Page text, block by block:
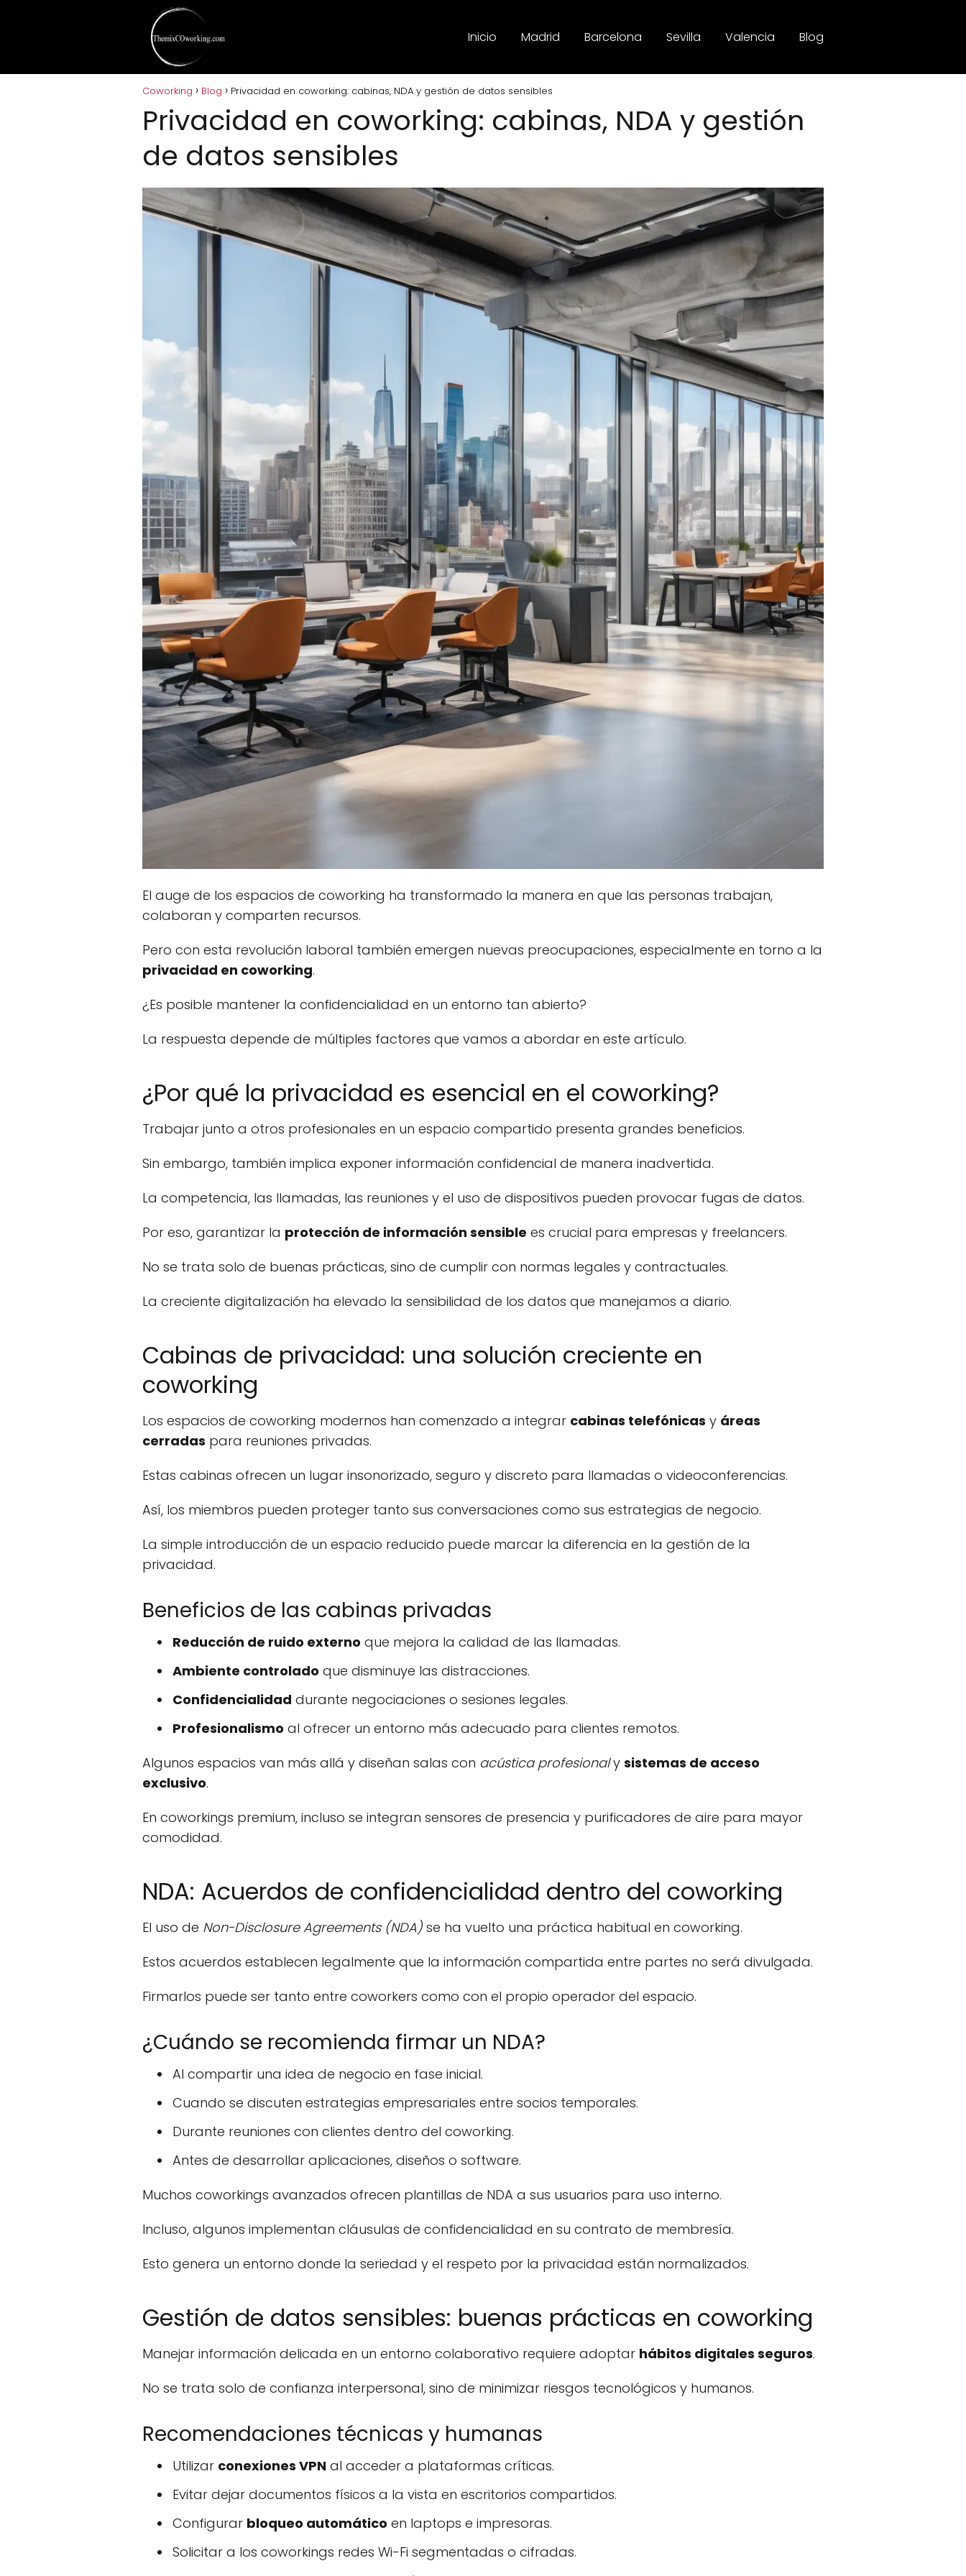
Inicio Madrid Barcelona Sevilla Valencia Blog
Coworking Blog Privacidad en coworking: cabinas, NDA y gestión de datos sensibles
Privacidad en coworking: cabinas, NDA y gestión
de datos sensibles
El auge de los espacios de coworking ha transformado la manera en que las personas trabajan,
colaboran y comparten recursos.
Pero con esta revolución laboral también emergen nuevas preocupaciones, especialmente en torno a la
privacidad en coworking.
¿Es posible mantener la confidencialidad en un entorno tan abierto?
La respuesta depende de múltiples factores que vamos a abordar en este artículo.
¿Por qué la privacidad es esencial en el coworking?
Trabajar junto a otros profesionales en un espacio compartido presenta grandes beneficios.
Sin embargo, también implica exponer información confidencial de manera inadvertida.
La competencia, las llamadas, las reuniones y el uso de dispositivos pueden provocar fugas de datos.
Por eso, garantizar la protección de información sensible es crucial para empresas y freelancers.
No se trata solo de buenas prácticas, sino de cumplir con normas legales y contractuales.
La creciente digitalización ha elevado la sensibilidad de los datos que manejamos a diario.
Cabinas de privacidad: una solución creciente en
coworking
Los espacios de coworking modernos han comenzado a integrar cabinas telefónicas y áreas
cerradas para reuniones privadas.
Estas cabinas ofrecen un lugar insonorizado, seguro y discreto para llamadas o videoconferencias.
Así, los miembros pueden proteger tanto sus conversaciones como sus estrategias de negocio.
La simple introducción de un espacio reducido puede marcar la diferencia en la gestión de la
privacidad.
Beneficios de las cabinas privadas
Reducción de ruido externo que mejora la calidad de las llamadas.
Ambiente controlado que disminuye las distracciones.
Confidencialidad durante negociaciones o sesiones legales.
Profesionalismo al ofrecer un entorno más adecuado para clientes remotos.
Algunos espacios van más allá y diseñan salas con acústica profesionaly sistemas de acceso
exclusivo.
En coworkings premium, incluso se integran sensores de presencia y purificadores de aire para mayor
comodidad.
NDA: Acuerdos de confidencialidad dentro del coworking
El uso de Non-Disclosure Agreements (NDA) se ha vuelto una práctica habitual en coworking.
Estos acuerdos establecen legalmente que la información compartida entre partes no será divulgada.
Firmarlos puede ser tanto entre coworkers como con el propio operador del espacio.
¿Cuándo se recomienda firmar un NDA?
Al compartir una idea de negocio en fase inicial.
Cuando se discuten estrategias empresariales entre socios temporales.
Durante reuniones con clientes dentro del coworking.
Antes de desarrollar aplicaciones, diseños o software.
Muchos coworkings avanzados ofrecen plantillas de NDA a sus usuarios para uso interno.
Incluso, algunos implementan cláusulas de confidencialidad en su contrato de membresía.
Esto genera un entorno donde la seriedad y el respeto por la privacidad están normalizados.
Gestión de datos sensibles: buenas prácticas en coworking
Manejar información delicada en un entorno colaborativo requiere adoptar hábitos digitales seguros.
No se trata solo de confianza interpersonal, sino de minimizar riesgos tecnológicos y humanos.
Recomendaciones técnicas y humanas
Utilizar conexiones VPN al acceder a plataformas críticas.
Evitar dejar documentos físicos a la vista en escritorios compartidos.
Configurar bloqueo automático en laptops e impresoras.
Solicitar a los coworkings redes Wi-Fi segmentadas o cifradas.